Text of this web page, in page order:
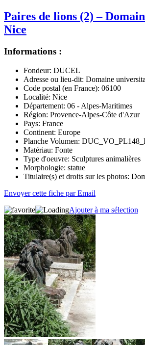
Paires de lions (2) –
Nice
Informations :
Fondeur: DUCEL
Adresse ou lieu-dit: Domaine
Code postal (en France): 06100
Localité: Nice
Département: 06 - Alpes-Maritimes
Région: Provence-Alpes-Côte d'Azur
Pays: France
Continent: Europe
Planche Volumen:
Matériau: Fonte
Type d'oeuvre: Sculptures animalières
Morphologie: statue
Titulaire(s) et droits sur les photos:
Envoyer cette fiche par Email
Ajouter à ma sélection